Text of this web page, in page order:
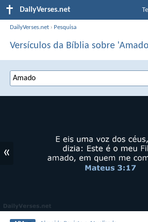
DailyVerses.net
DailyVerses.net › Pesquisa
Versículos da Bíblia sobre
«